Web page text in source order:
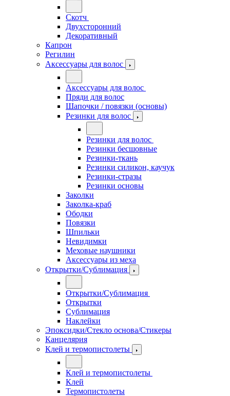
Скотч
Двухсторонний
Декоративный
Капрон
Регилин
Аксессуары для волос
Аксессуары для волос
Пряди для волос
Шапочки / повязки (основы)
Резинки для волос
Резинки для волос
Резинки бесшовные
Резинки-ткань
Резинки силикон, каучук
Резинки-стразы
Резинки основы
Заколки
Заколка-краб
Ободки
Повязки
Шпильки
Невидимки
Меховые наушники
Аксессуары из меха
Открытки/Сублимация
Открытки/Сублимация
Открытки
Сублимация
Наклейки
Эпоксидки/Стекло основа/Стикеры
Канцелярия
Клей и термопистолеты
Клей и термопистолеты
Клей
Термопистолеты